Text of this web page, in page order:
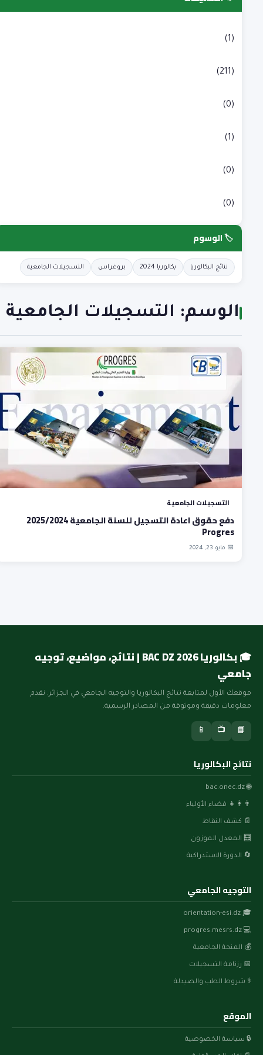
الوسم: التسجيلات الجامعية
التسجيلات الجامعية
دفع حقوق اعادة التسجيل للسنة الجامعية 2025/2024
Progres
📅 مايو 23, 2024
(1)
(211)
(0)
(1)
(0)
(0)
🏷️ الوسوم
نتائج البكالوريا بكالوريا 2024 بروغراس التسجيلات الجامعية
🎓 بكالوريا BAC DZ 2026 | نتائج، مواضيع، توجيه
جامعي
موقعك الأول لمتابعة نتائج البكالوريا والتوجيه الجامعي في الجزائر. نقدم
معلومات دقيقة وموثوقة من المصادر الرسمية.
📘
📺
📱
نتائج البكالوريا
🌐 bac.onec.dz
👨‍👩‍👧 فضاء الأولياء
📄 كشف النقاط
🧮 المعدل الموزون
🔄 الدورة الاستدراكية
التوجيه الجامعي
🎓 orientation-esi.dz
💻 progres.mesrs.dz
💰 المنحة الجامعية
📅 رزنامة التسجيلات
⚕️ شروط الطب والصيدلة
الموقع
🔒 سياسة الخصوصية